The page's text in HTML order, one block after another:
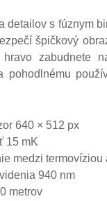
detailov s fúznym
špičkový
zabudnete
pohodlnému
640 × 512 px
15 mK
medzi termovíziou
940 nm
metrov